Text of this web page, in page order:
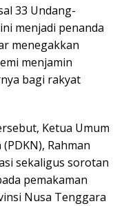
33 Undang-
menjadi penanda
menegakkan
menjamin
bagi rakyat
Ketua Umum
Rahman
sekaligus sorotan
pemakaman
Nusa Tenggara